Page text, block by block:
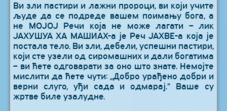
Ви зли пастири и лажни пророци, ви који учите
људе да се подреде вашем поимању бога, а
не МОЈОЈ Речи која не може лагати – лик
ЈАХУШУА ХА МАШИАХ-а је Реч ЈАХВЕ-а која је
постала тело. Ви зли, дебели, успешни пастири,
који сте узели од сиромашних и дали богатима
– ви ћете одговарати за оно што знате. Немојте
мислити да ћете чути: „Добро урађено добри и
верни слуго, уђи сада и одмарај.“ Ваше су
жртве биле узалудне.